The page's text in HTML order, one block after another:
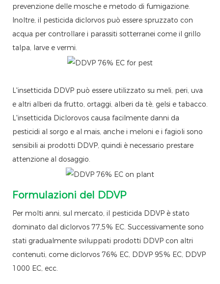
prevenzione delle mosche e metodo di fumigazione.
Inoltre, il pesticida diclorvos può essere spruzzato con
acqua per controllare i parassiti sotterranei come il grillo
talpa, larve e vermi.
L'insetticida DDVP può essere utilizzato su meli, peri, uva
e altri alberi da frutto, ortaggi, alberi da tè, gelsi e tabacco.
L'insetticida Diclorovos causa facilmente danni da
pesticidi al sorgo e al mais, anche i meloni e i fagioli sono
sensibili ai prodotti DDVP, quindi è necessario prestare
attenzione al dosaggio.
Formulazioni del DDVP
Per molti anni, sul mercato, il pesticida DDVP è stato
dominato dal diclorvos 77,5% EC. Successivamente sono
stati gradualmente sviluppati prodotti DDVP con altri
contenuti, come diclorvos 76% EC, DDVP 95% EC, DDVP
1000 EC, ecc.